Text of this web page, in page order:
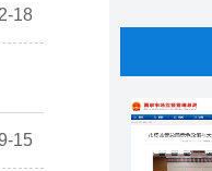
18
15